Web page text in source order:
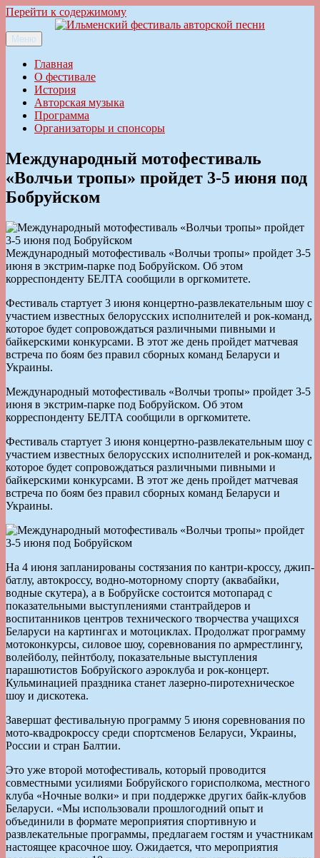
Перейти к содержимому
Ильменский фестиваль авторской песни
Меню
Главная
О фестивале
История
Авторская музыка
Программа
Организаторы и спонсоры
Международный мотофестиваль
«Волчьи тропы» пройдет 3-5 июня под
Бобруйском
Международный мотофестиваль «Волчьи тропы» пройдет 3-5
июня в экстрим-парке под Бобруйском. Об этом
корреспонденту БЕЛТА сообщили в оргкомитете.
Фестиваль стартует 3 июня концертно-развлекательным шоу с
участием известных белорусских исполнителей и рок-команд,
которое будет сопровождаться различными пивными и
байкерскими конкурсами. В этот же день пройдет матчевая
встреча по боям без правил сборных команд Беларуси и
Украины.
Международный мотофестиваль «Волчьи тропы» пройдет 3-5
июня в экстрим-парке под Бобруйском. Об этом
корреспонденту БЕЛТА сообщили в оргкомитете.
Фестиваль стартует 3 июня концертно-развлекательным шоу с
участием известных белорусских исполнителей и рок-команд,
которое будет сопровождаться различными пивными и
байкерскими конкурсами. В этот же день пройдет матчевая
встреча по боям без правил сборных команд Беларуси и
Украины.
На 4 июня запланированы состязания по кантри-кроссу, джип-
батлу, автокроссу, водно-моторному спорту (аквабайки,
водные скутера), а в Бобруйске состоится мотопарад с
показательными выступлениями стантрайдеров и
воспитанников центров технического творчества учащихся
Беларуси на картингах и мотоциклах. Продолжат программу
мотоконкурсы, силовое шоу, соревнования по армрестлингу,
волейболу, пейнтболу, показательные выступления
парашютистов Бобруйского аэроклуба и рок-концерт.
Кульминацией праздника станет лазерно-пиротехническое
шоу и дискотека.
Завершат фестивальную программу 5 июня соревнования по
мото-квадрокроссу среди спортсменов Беларуси, Украины,
России и стран Балтии.
Это уже второй мотофестиваль, который проводится
совместными усилиями Бобруйского горисполкома, местного
клуба «Ночные волки» и при поддержке других байк-клубов
Беларуси. «Мы использовали прошлогодний опыт и
объединили в формате мероприятия спортивную и
развлекательные программы, предлагаем гостям и участникам
настоящее красочное шоу. Ожидается, что мероприятия